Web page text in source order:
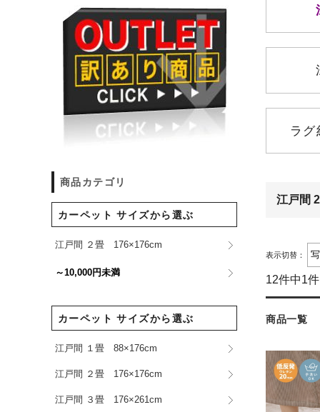
ラ
江戸間
表示切替：
12件中1
商品一覧
商品カテゴリ
カーペット サイズから選ぶ
江戸間 ２畳 176×176cm
～10,000円未満
カーペット サイズから選ぶ
江戸間 １畳 88×176cm
江戸間 ２畳 176×176cm
江戸間 ３畳 176×261cm